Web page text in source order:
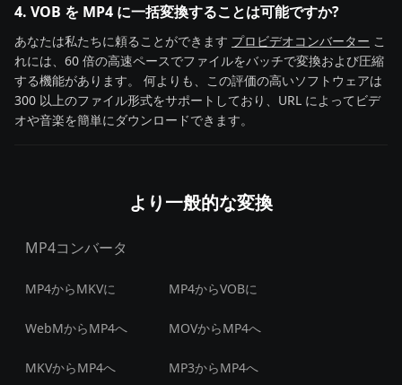
4. VOB を MP4 に一括変換することは可能ですか?
あなたは私たちに頼ることができます プロビデオコンバーター こ
れには、60 倍の高速ペースでファイルをバッチで変換および圧縮
する機能があります。 何よりも、この評価の高いソフトウェアは
300 以上のファイル形式をサポートしており、URL によってビデ
オや音楽を簡単にダウンロードできます。
より一般的な変換
MP4コンバータ
MP4からMKVに MP4からVOBに
WebMからMP4へ MOVからMP4へ
MKVからMP4へ MP3からMP4へ